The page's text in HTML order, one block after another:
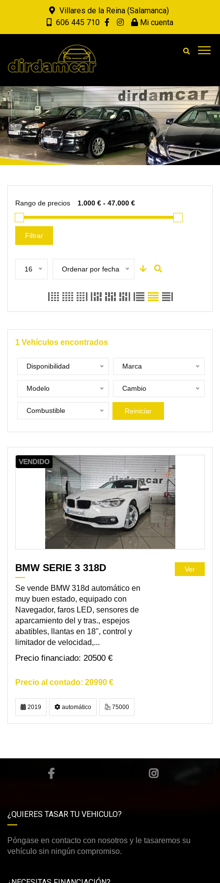
Villares de la Reina (Salamanca)
606 445 710
Mi cuenta
Rango de precios
Filtrar
16 Ordenar por fecha
1 Vehículos encontrados
Disponibilidad Marca
Modelo Cambio
Combustible Reiniciar
VENDIDO
BMW SERIE 3 318D
Se vende BMW 318d automático en
muy buen estado, equipado con
Navegador, faros LED, sensores de
aparcamiento del y tras., espejos
abatibles, llantas en 18", control y
limitador de velocidad,...
20500 €
20990 €
Ver
2019 automático 75000
¿QUIERES TASAR TU VEHICULO?
Póngase en contacto con nosotros y le tasaremos su
vehículo sin ningún compromiso.